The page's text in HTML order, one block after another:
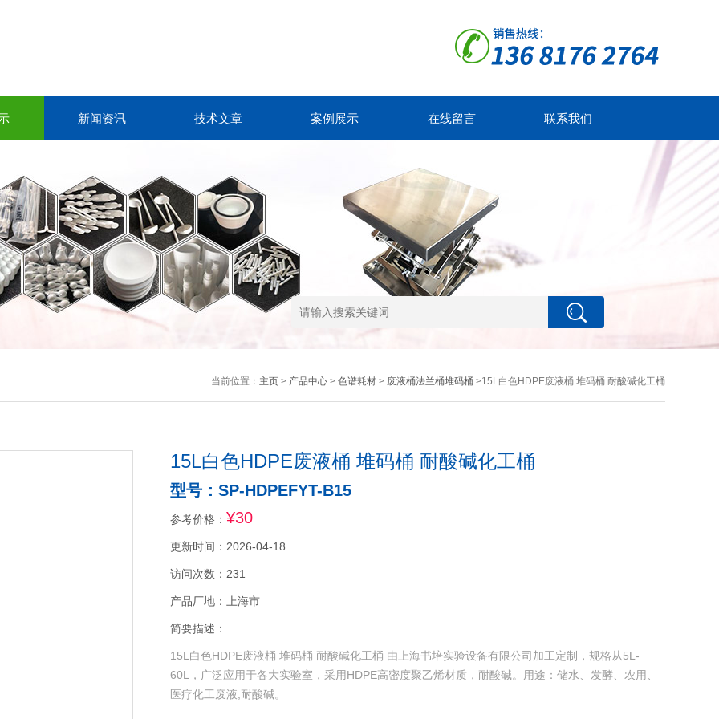
新闻资讯 技术文章 案例展示 在线留言 联系我们
当前位置： 主页> 产品中心> 色谱耗材> 废液桶法兰桶堆码桶>15L白色HDPE废液桶 堆码桶 耐酸碱化工桶
15L白色HDPE废液桶 堆码桶 耐酸碱化工桶
型号：SP-HDPEFYT-B15
参考价格： ¥30
更新时间：2026-04-18
访问次数：231
产品厂地：上海市
简要描述：
15L白色HDPE废液桶 堆码桶 耐酸碱化工桶 由上海书培实验设备有限公司加工定制，规格从5L-
60L，广泛应用于各大实验室，采用HDPE高密度聚乙烯材质，耐酸碱。用途：储水、发酵、农用、
医疗化工废液,耐酸碱。